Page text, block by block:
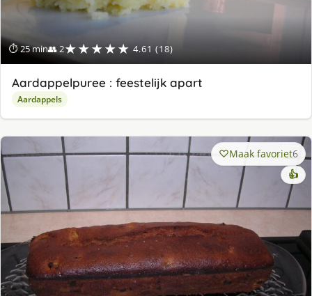
⏱ 25 min👥 2★★★★★ 4.61 (18)
Aardappelpuree : feestelijk apart
Aardappels
Maak favoriet6
👍